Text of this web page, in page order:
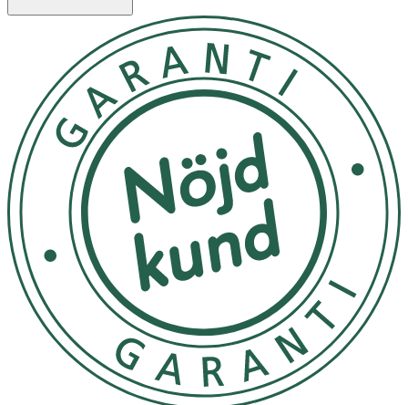
Innehåll
Aqua (Water, Eau) · Cetearyl Alcohol · Cocos Nucifera
(Coconut) Fruit Extract · Isopropyl Myristate ·
Cetrimonium Chloride · Glyceryl Stearate · Dimethicone ·
Parfum (Fragrance) · Polyquaternium37 · Sodium
Benzoate · Dicaprylyl Carbonate · Citric Acid · Propylene
Glycol · Lauryl Glucoside · CI 47005 · CI 16035 (Red 40) · CI
42090 (Blue 1)